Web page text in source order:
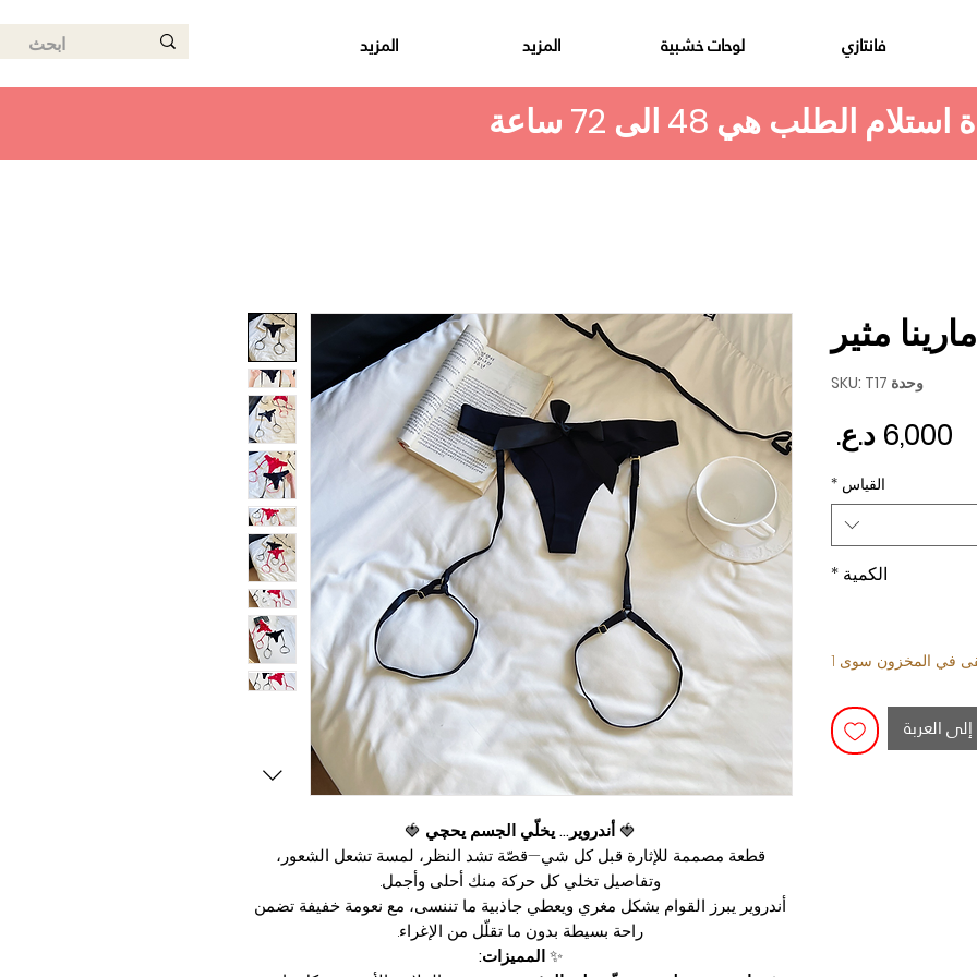
فانتازي لوحات خشبية المزيد المزيد
🍓 أندروير… يخلّي الجسم يحچي 🍓
قطعة مصممة للإثارة قبل كل شي—قصّة تشد النظر، لمسة تشعل الشعور،
وتفاصيل تخلي كل حركة منك أحلى وأجمل.
أندروير يبرز القوام بشكل مغري ويعطي جاذبية ما تننسى، مع نعومة خفيفة تضمن
راحة بسيطة بدون ما تقلّل من الإغراء.
✨المميزات:
مثير
وحدة SKU: T17
السعر
القياس *
الكمية *
في المخزون سوى 1
العربة